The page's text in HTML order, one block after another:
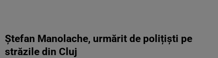
Ștefan Manolache, urmărit de polițiști pe
străzile din Cluj